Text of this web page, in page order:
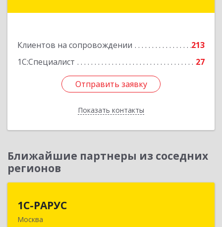
Клиентов на сопровождении
213
1С:Специалист
27
Отправить заявку
Показать контакты
Отправить заявку
Назад
Ближайшие партнеры из соседних
регионов
1С-РАРУС
Москва127434, Москва г, Дмитровское ш, дом № 9Б